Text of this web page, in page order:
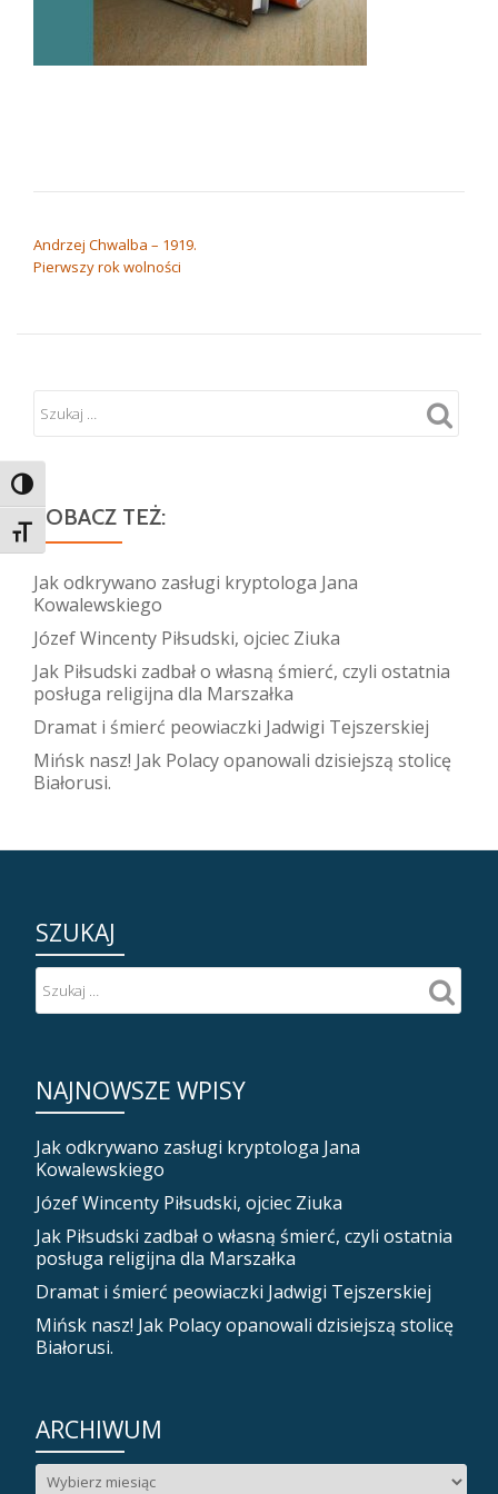
TOGGLE HIGH CONTRAST
TOGGLE FONT SIZE
Andrzej Chwalba – 1919.
Pierwszy rok wolności
ZOBACZ TEŻ:
Jak odkrywano zasługi kryptologa Jana
Kowalewskiego
Józef Wincenty Piłsudski, ojciec Ziuka
Jak Piłsudski zadbał o własną śmierć, czyli ostatnia
posługa religijna dla Marszałka
Dramat i śmierć peowiaczki Jadwigi Tejszerskiej
Mińsk nasz! Jak Polacy opanowali dzisiejszą stolicę
Białorusi.
SZUKAJ
NAJNOWSZE WPISY
Jak odkrywano zasługi kryptologa Jana
Kowalewskiego
Józef Wincenty Piłsudski, ojciec Ziuka
Jak Piłsudski zadbał o własną śmierć, czyli ostatnia
posługa religijna dla Marszałka
Dramat i śmierć peowiaczki Jadwigi Tejszerskiej
Mińsk nasz! Jak Polacy opanowali dzisiejszą stolicę
Białorusi.
ARCHIWUM
Archiwum